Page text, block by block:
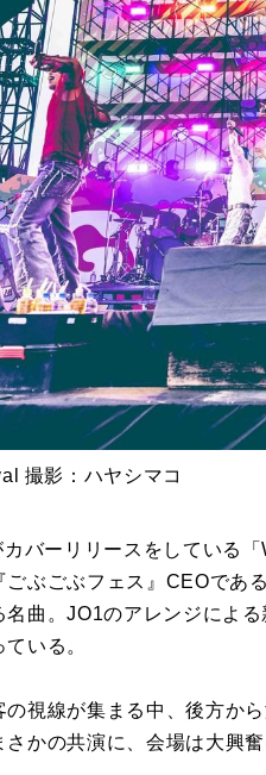
撮影：ハヤシマコ
バーリリースをしている
ごぶごぶフェス』CEOであ
名曲。JO1のアレンジによ
いる。
の視線が集まる中、後方か
さかの共演に、会場は大興奮